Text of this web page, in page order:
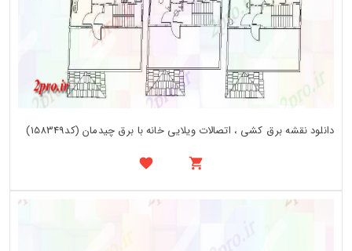
دانلود نقشه برق کشی ، اتصالات ویلایی خانه با برق چیدمان (کد158349)